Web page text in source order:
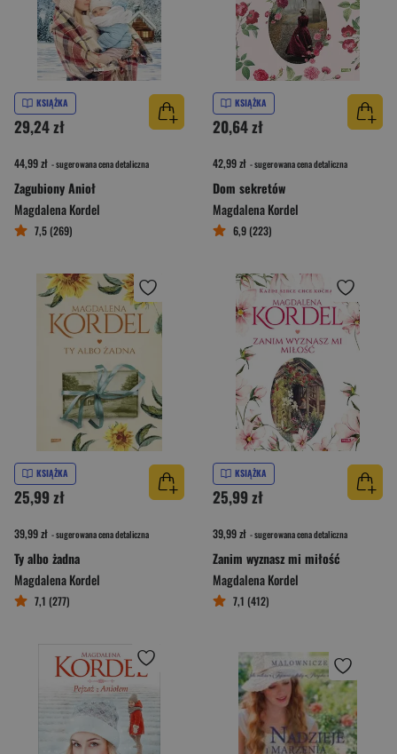
KSIĄŻKA
29,24 zł
44,99 zł - sugerowana cena detaliczna
Zagubiony Anioł
Magdalena Kordel
7,5 (269)
KSIĄŻKA
20,64 zł
42,99 zł - sugerowana cena detaliczna
Dom sekretów
Magdalena Kordel
6,9 (223)
KSIĄŻKA
25,99 zł
39,99 zł - sugerowana cena detaliczna
Ty albo żadna
Magdalena Kordel
7,1 (277)
KSIĄŻKA
25,99 zł
39,99 zł - sugerowana cena detaliczna
Zanim wyznasz mi miłość
Magdalena Kordel
7,1 (412)